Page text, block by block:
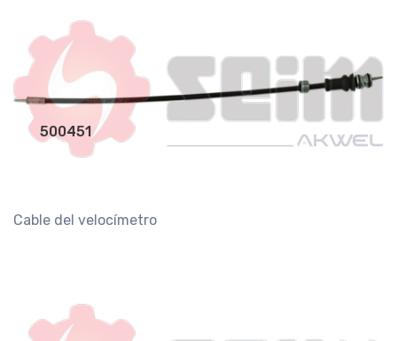
500451
Cable del velocímetro